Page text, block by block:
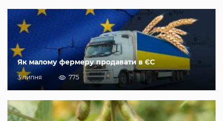
Як малому фермеру продавати в ЄС
3 липня 775